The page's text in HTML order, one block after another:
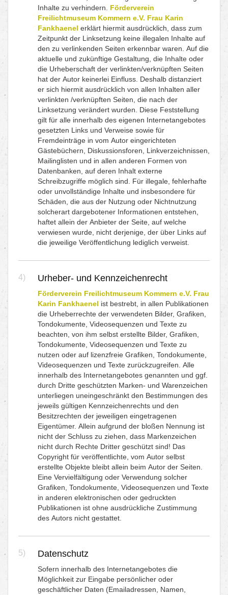
Inhalte zu verhindern. Förderverein
Freilichtmuseum Kommern e.V. Frau Karin
Fankhaenel erklärt hiermit ausdrücklich, dass zum
Zeitpunkt der Linksetzung keine illegalen Inhalte auf
den zu verlinkenden Seiten erkennbar waren. Auf die
aktuelle und zukünftige Gestaltung, die Inhalte oder
die Urheberschaft der verlinkten/verknüpften Seiten
hat der Autor keinerlei Einfluss. Deshalb distanziert
er sich hiermit ausdrücklich von allen Inhalten aller
verlinkten /verknüpften Seiten, die nach der
Linksetzung verändert wurden. Diese Feststellung
gilt für alle innerhalb des eigenen Internetangebotes
gesetzten Links und Verweise sowie für
Fremdeinträge in vom Autor eingerichteten
Gästebüchern, Diskussionsforen, Linkverzeichnissen,
Mailinglisten und in allen anderen Formen von
Datenbanken, auf deren Inhalt externe
Schreibzugriffe möglich sind. Für illegale, fehlerhafte
oder unvollständige Inhalte und insbesondere für
Schäden, die aus der Nutzung oder Nichtnutzung
solcherart dargebotener Informationen entstehen,
haftet allein der Anbieter der Seite, auf welche
verwiesen wurde, nicht derjenige, der über Links auf
die jeweilige Veröffentlichung lediglich verweist.
4) Urheber- und Kennzeichenrecht
Förderverein Freilichtmuseum Kommern e.V. Frau
Karin Fankhaenel ist bestrebt, in allen Publikationen
die Urheberrechte der verwendeten Bilder, Grafiken,
Tondokumente, Videosequenzen und Texte zu
beachten, von ihm selbst erstellte Bilder, Grafiken,
Tondokumente, Videosequenzen und Texte zu
nutzen oder auf lizenzfreie Grafiken, Tondokumente,
Videosequenzen und Texte zurückzugreifen. Alle
innerhalb des Internetangebotes genannten und ggf.
durch Dritte geschützten Marken- und Warenzeichen
unterliegen uneingeschränkt den Bestimmungen des
jeweils gültigen Kennzeichenrechts und den
Besitzrechten der jeweiligen eingetragenen
Eigentümer. Allein aufgrund der bloßen Nennung ist
nicht der Schluss zu ziehen, dass Markenzeichen
nicht durch Rechte Dritter geschützt sind! Das
Copyright für veröffentlichte, vom Autor selbst
erstellte Objekte bleibt allein beim Autor der Seiten.
Eine Vervielfältigung oder Verwendung solcher
Grafiken, Tondokumente, Videosequenzen und Texte
in anderen elektronischen oder gedruckten
Publikationen ist ohne ausdrückliche Zustimmung
des Autors nicht gestattet.
5) Datenschutz
Sofern innerhalb des Internetangebotes die
Möglichkeit zur Eingabe persönlicher oder
geschäftlicher Daten (Emailadressen, Namen,